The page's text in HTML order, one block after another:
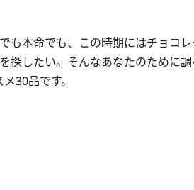
も本命でも、この時期にはチョコ
探したい。そんなあなたのために
30品です。